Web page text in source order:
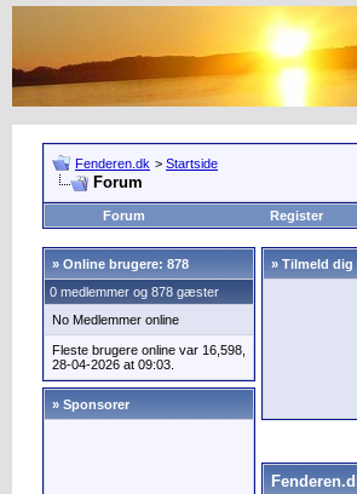
Fenderen.dk > Startside
Forum
Forum Register
» Online brugere: 878
0 medlemmer og 878 gæster
No Medlemmer online
Fleste brugere online var 16,598,
28-04-2026 at 09:03.
» Sponsorer
» Tilmeld dig